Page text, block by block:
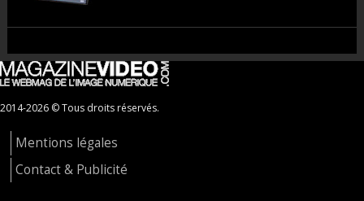
2014-2026 © Tous droits réservés.
Mentions légales
Contact & Publicité